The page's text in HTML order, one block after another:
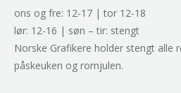
ons og fre: 12-17 | tor 12-18
lør: 12-16 | søn – tir: stengt
Norske Grafikere holder stengt alle
påskeuken og romjulen.